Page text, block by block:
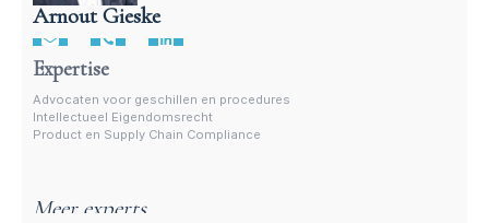
Arnout Gieske
Advocaat intellectueel eigensdomsrecht
Expertise
Advocaten voor geschillen en procedures
Intellectueel Eigendomsrecht
Product en Supply Chain Compliance
Meer experts